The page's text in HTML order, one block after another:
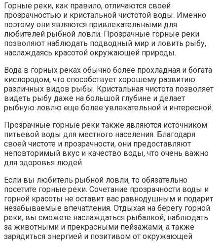
Горные реки, как правило, отличаются своей
прозрачностью и кристальной чистотой воды. Именно
поэтому они являются привлекательными для
любителей рыбной ловли. Прозрачные горные реки
позволяют наблюдать подводный мир и ловить рыбу,
наслаждаясь красотой окружающей природы.
Вода в горных реках обычно более прохладная и богата
кислородом, что способствует хорошему развитию
различных видов рыбы. Кристальная чистота позволяет
видеть рыбу даже на большой глубине и делает
рыбную ловлю еще более увлекательной и интересной.
Прозрачные горные реки также являются источником
питьевой воды для местного населения. Благодаря
своей чистоте и прозрачности, они предоставляют
неповторимый вкус и качество воды, что очень важно
для здоровья людей.
Если вы любитель рыбной ловли, то обязательно
посетите горные реки. Сочетание прозрачности воды и
горной красоты не оставит вас равнодушным и подарит
незабываемые впечатления. Отдыхая на берегу горной
реки, вы сможете наслаждаться рыбалкой, наблюдать
за животными и прекрасными пейзажами, а также
зарядиться энергией и позитивом от окружающей